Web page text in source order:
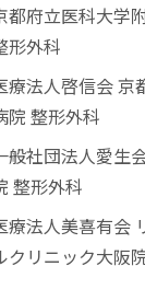
都府立医科大学
形外科
療法人啓信会 京
院 整形外科
般社団法人愛生
整形外科
療法人美喜有会
クリニック大阪